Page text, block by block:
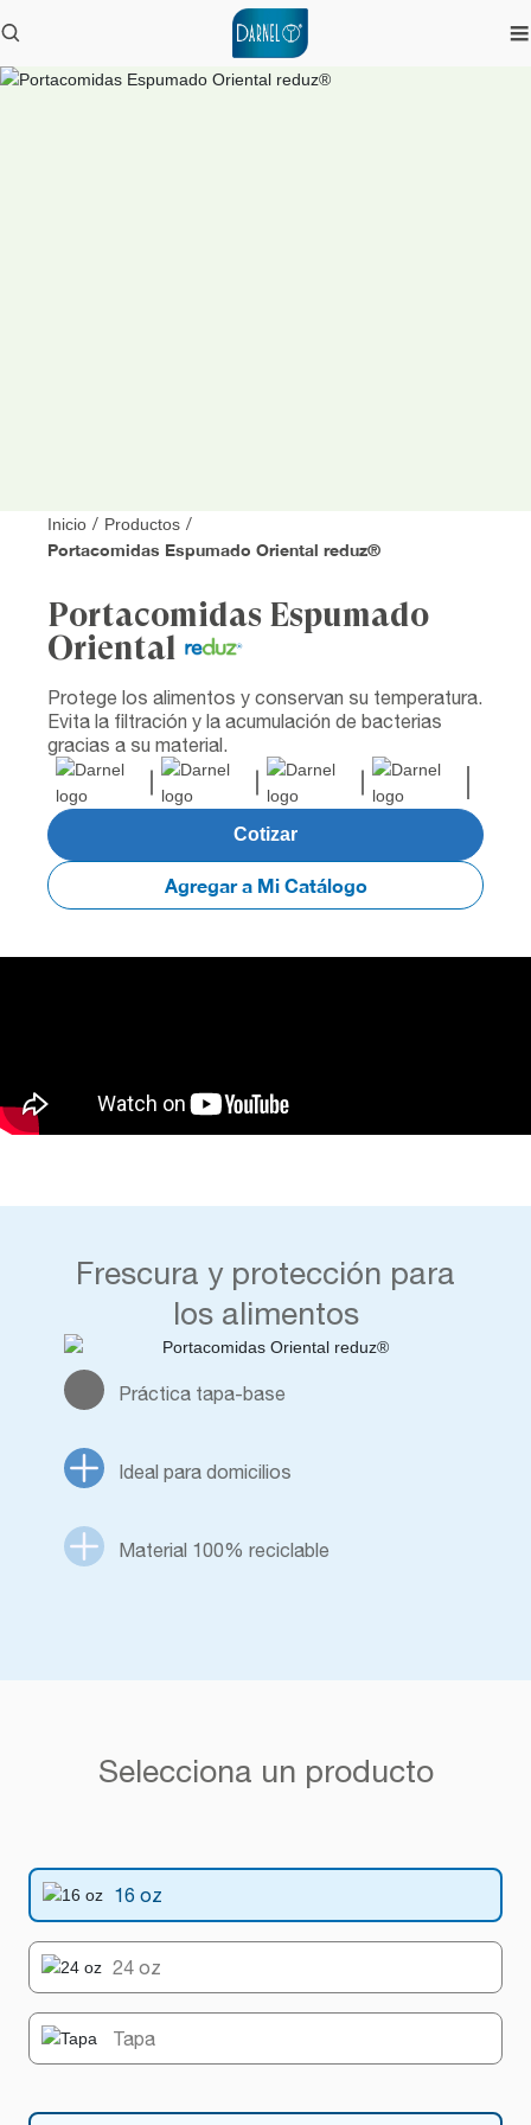
Inicio / Productos /
Portacomidas Espumado Oriental reduz®
Portacomidas Espumado
Oriental
Protege los alimentos y conservan su temperatura.
Evita la filtración y la acumulación de bacterias
gracias a su material.
Cotizar
Agregar a Mi Catálogo
Frescura y protección para
los alimentos
Práctica tapa-base
Ideal para domicilios
Material 100% reciclable
Selecciona un producto
16 oz
24 oz
Tapa